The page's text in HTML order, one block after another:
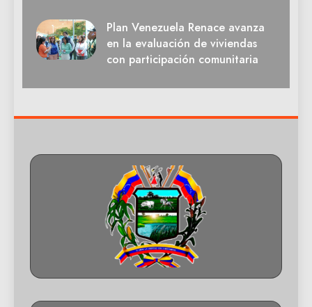
Plan Venezuela Renace avanza
en la evaluación de viviendas
con participación comunitaria